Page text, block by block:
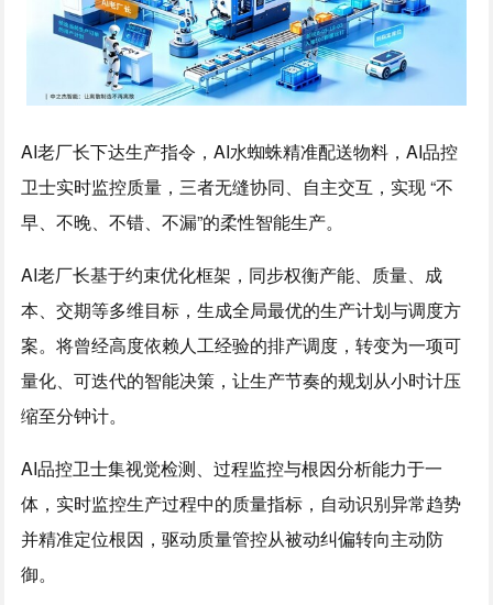
AI老厂长下达生产指令，AI水蜘蛛精准配送物料，AI品控
卫士实时监控质量，三者无缝协同、自主交互，实现 “不
早、不晚、不错、不漏”的柔性智能生产。
AI老厂长基于约束优化框架，同步权衡产能、质量、成
本、交期等多维目标，生成全局最优的生产计划与调度方
案。将曾经高度依赖人工经验的排产调度，转变为一项可
量化、可迭代的智能决策，让生产节奏的规划从小时计压
缩至分钟计。
AI品控卫士集视觉检测、过程监控与根因分析能力于一
体，实时监控生产过程中的质量指标，自动识别异常趋势
并精准定位根因，驱动质量管控从被动纠偏转向主动防
御。